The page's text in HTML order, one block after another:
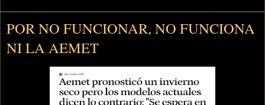
POR NO FUNCIONAR, NO FUNCIONA
NI LA AEMET